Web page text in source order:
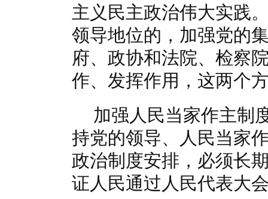
主义民主政治伟大实践
领导地位的，加强党的
府、政协和法院、检察
作、发挥作用，这两个
加强人民当家作主制
持党的领导、人民当家
政治制度安排，必须长
证人民通过人民代表大